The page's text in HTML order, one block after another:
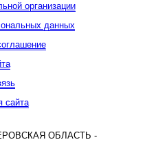
организации
данных
сайта
ОБЛАСТЬ -